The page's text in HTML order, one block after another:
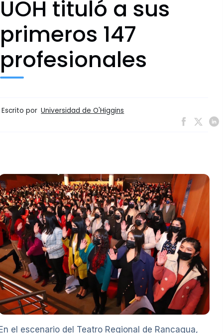
UOH tituló a sus
primeros 147
profesionales
Escrito por Universidad de O'Higgins
el escenario del Teatro Regional de Rancagua,